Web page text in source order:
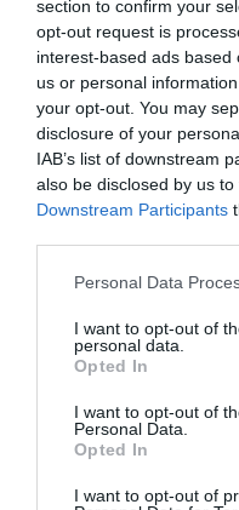
section to confirm your
opt-out request is
interest-based ads
us or personal
your opt-out. You may
disclosure of your
IAB’s list of downstream
also be disclosed by us
Downstream Participants
Personal Data
I want to opt-out of
personal data.
Opted In
I want to opt-out of
Personal Data.
Opted In
I want to opt-out of
Índex2P
marcas, categorías de
aproximado de cada
información, contacta
Añadir 2Playbook
de forma gratuita
Mantente informado